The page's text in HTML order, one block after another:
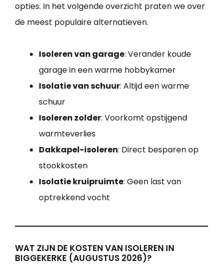
opties. In het volgende overzicht praten we over
de meest populaire alternatieven.
Isoleren van garage: Verander koude
garage in een warme hobbykamer
Isolatie van schuur: Altijd een warme
schuur
Isoleren zolder: Voorkomt opstijgend
warmteverlies
Dakkapel-isoleren: Direct besparen op
stookkosten
Isolatie kruipruimte: Geen last van
optrekkend vocht
WAT ZIJN DE KOSTEN VAN ISOLEREN IN
BIGGEKERKE (AUGUSTUS 2026)?